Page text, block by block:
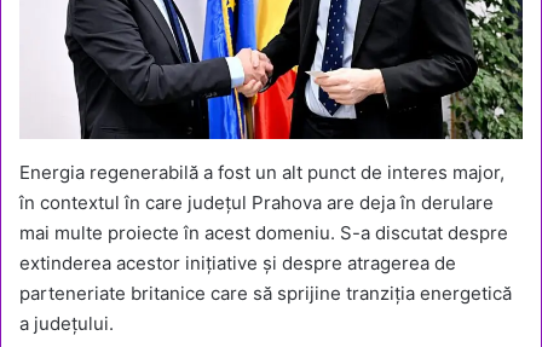
Energia regenerabilă a fost un alt punct de interes major,
în contextul în care județul Prahova are deja în derulare
mai multe proiecte în acest domeniu. S-a discutat despre
extinderea acestor inițiative și despre atragerea de
parteneriate britanice care să sprijine tranziția energetică
a județului.